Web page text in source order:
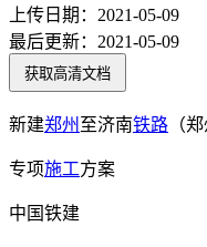
上传日期： 2021-05-09
最后更新： 2021-05-09
获取高清文档
新建郑州 至济南铁路 （
专项施工方案
中国铁建